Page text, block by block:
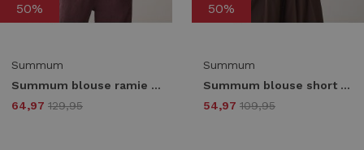
50%
Summum
Summum blouse ramie 2s3508-12462 Blouse 334 deep fig
64,97 129,95
50%
Summum
Summum blouse short sleeves safari print 2s3439-12385 Blouse 120 multicolour
54,97 109,95